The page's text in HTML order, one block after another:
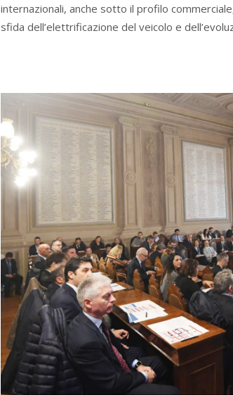
internazionali, anche sotto il profilo
sfida dell’elettrificazione del veicolo e